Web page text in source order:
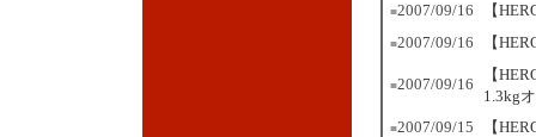
■2007/09/16 【
■2007/09/16 【
■2007/09/16
【
1.3kg
■2007/09/15 【